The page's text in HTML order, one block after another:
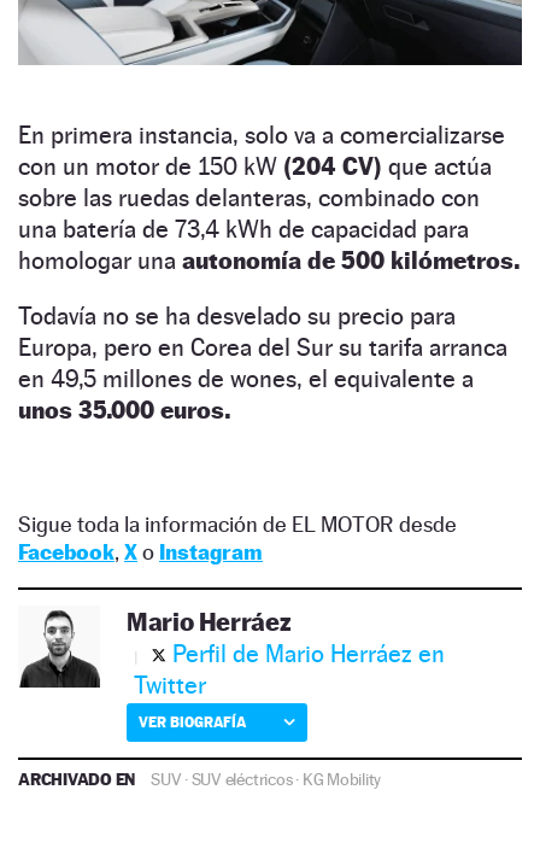
En primera instancia, solo va a comercializarse
con un motor de 150 kW (204 CV) que actúa
sobre las ruedas delanteras, combinado con
una batería de 73,4 kWh de capacidad para
homologar una autonomía de 500 kilómetros.
Todavía no se ha desvelado su precio para
Europa, pero en Corea del Sur su tarifa arranca
en 49,5 millones de wones, el equivalente a
unos 35.000 euros.
Sigue toda la información de EL MOTOR desde
Facebook, Xo Instagram
Mario Herráez
Perfil de Mario Herráez en
Twitter
VER BIOGRAFÍA
ARCHIVADO EN SUV ·SUV eléctricos· KG Mobility